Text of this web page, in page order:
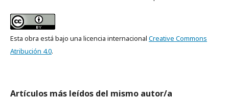
Esta obra está bajo una licencia internacional Creative Commons
Atribución 4.0.
Artículos más leídos del mismo autor/a